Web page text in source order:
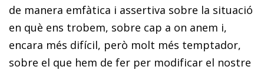
de manera emfàtica i assertiva sobre la situació
en què ens trobem, sobre cap a on anem i,
encara més difícil, però molt més temptador,
sobre el que hem de fer per modificar el nostre